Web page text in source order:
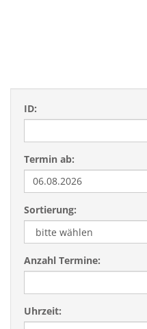
ID:
Termin ab:
Sortierung:
Anzahl Termine:
Uhrzeit: